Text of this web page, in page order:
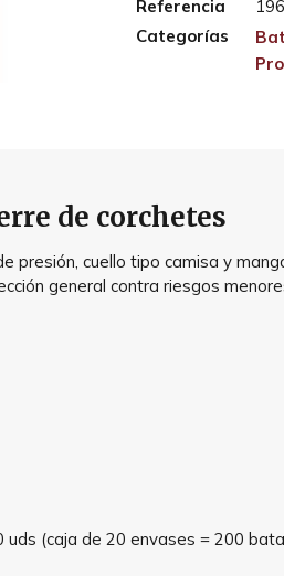
Referencia
196
Categorías
de corchetes
cuello tipo camisa y
general contra riesgos
(caja de 20 envases = 200